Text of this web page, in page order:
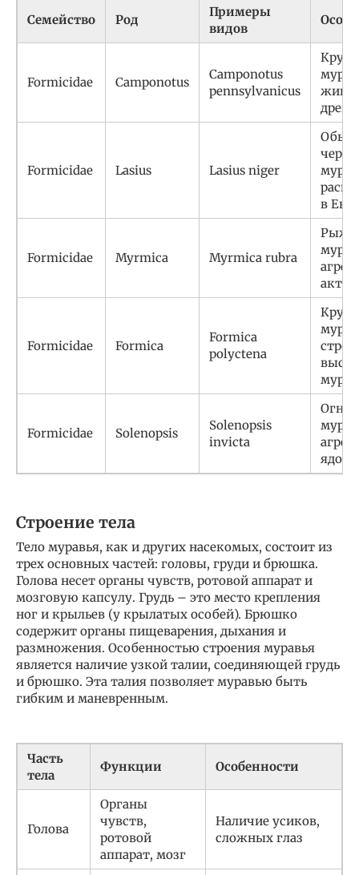
Семейство Род
Примеры
видов
Formicidae Camponotus
Camponotus
pennsylvanicus
Formicidae Lasius Lasius niger
в
Formicidae Myrmica Myrmica rubra
Formicidae Formica
Formica
polyctena
Formicidae Solenopsis
Solenopsis
invicta
Строение тела
Тело муравья, как и других насекомых, состоит из
трех основных частей: головы, груди и брюшка.
Голова несет органы чувств, ротовой аппарат и
мозговую капсулу. Грудь – это место крепления
ног и крыльев (у крылатых особей). Брюшко
содержит органы пищеварения, дыхания и
размножения. Особенностью строения муравья
является наличие узкой талии, соединяющей грудь
и брюшко. Эта талия позволяет муравью быть
гибким и маневренным.
Часть
тела
Функции Особенности
Голова
Органы
чувств,
ротовой
аппарат, мозг
Наличие усиков,
сложных глаз